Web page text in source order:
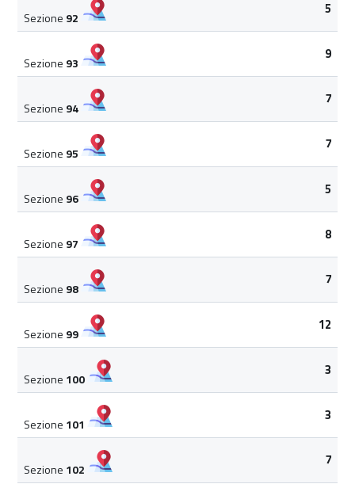
Sezione 92
5
Sezione 93
9
Sezione 94
7
Sezione 95
7
Sezione 96
5
Sezione 97
8
Sezione 98
7
Sezione 99
12
Sezione 100
3
Sezione 101
3
Sezione 102
7